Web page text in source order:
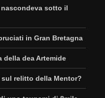
nascondeva sotto il
in Gran Bretagna
della dea Artemide
relitto della Mentor?